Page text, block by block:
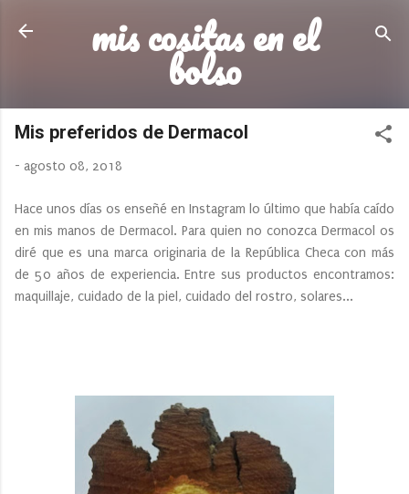
Ir al contenido principal
mis cositas en el
bolso
Mis preferidos de Dermacol
- agosto 08, 2018
Hace unos días os enseñé en Instagram lo último que había caído
en mis manos de Dermacol. Para quien no conozca Dermacol os
diré que es una marca originaria de la República Checa con más
de 50 años de experiencia. Entre sus productos encontramos:
maquillaje, cuidado de la piel, cuidado del rostro, solares...